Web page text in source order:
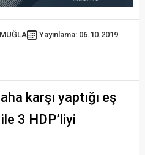
MUĞLA Yayınlama: 06.10.2019
karşı yaptığı eş
3 HDP’liyi